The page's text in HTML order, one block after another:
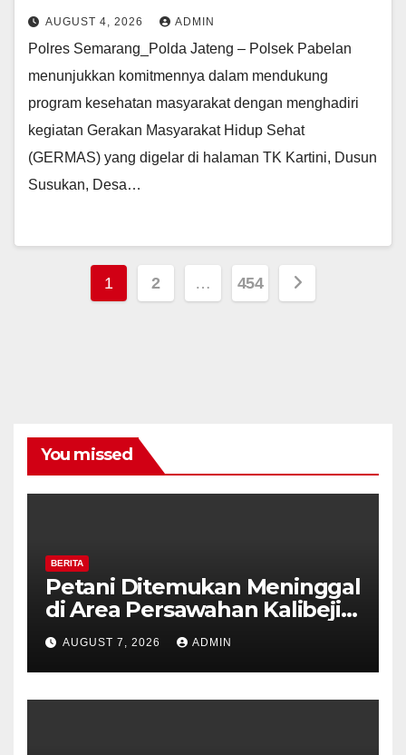
AUGUST 4, 2026 ADMIN
Polres Semarang_Polda Jateng – Polsek Pabelan
menunjukkan komitmennya dalam mendukung
program kesehatan masyarakat dengan menghadiri
kegiatan Gerakan Masyarakat Hidup Sehat
(GERMAS) yang digelar di halaman TK Kartini, Dusun
Susukan, Desa…
Posts
1 2 … 454
You missed
BERITA
Petani Ditemukan Meninggal
di Area Persawahan Kalibeji,
Polisi Pastikan Tidak Ada
Tanda Kekerasan
AUGUST 7, 2026 ADMIN